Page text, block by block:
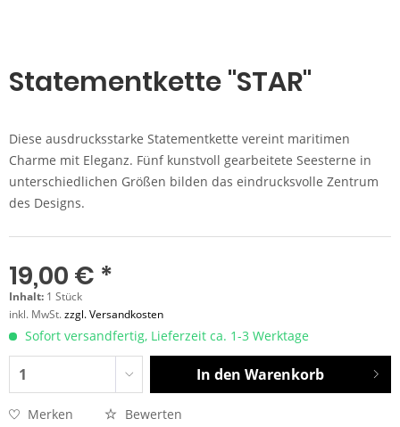
Statementkette "STAR"
Diese ausdrucksstarke Statementkette vereint maritimen
Charme mit Eleganz. Fünf kunstvoll gearbeitete Seesterne in
unterschiedlichen Größen bilden das eindrucksvolle Zentrum
des Designs.
19,00 € *
Inhalt: 1 Stück
inkl. MwSt.zzgl. Versandkosten
Sofort versandfertig, Lieferzeit ca. 1-3 Werktage
In den Warenkorb
Merken Bewerten